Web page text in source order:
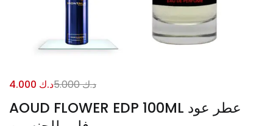
AOUD FLOWER EDP 100ML عطر عود
د.ك د.ك5.000
Lost password?
Continue with Continue with